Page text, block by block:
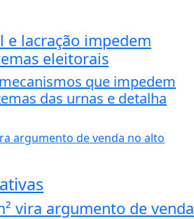
e lacração impedem
eleitorais
que impedem
das urnas e detalha
vira argumento de venda